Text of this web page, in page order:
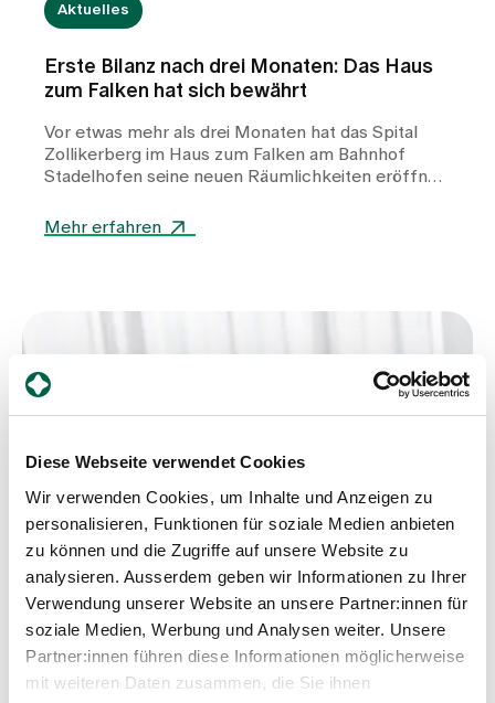
Diese Webseite verwendet Cookies
Wir verwenden Cookies, um Inhalte und Anzeigen zu
personalisieren, Funktionen für soziale Medien anbieten
zu können und die Zugriffe auf unsere Website zu
analysieren. Ausserdem geben wir Informationen zu Ihrer
Verwendung unserer Website an unsere Partner:innen für
soziale Medien, Werbung und Analysen weiter. Unsere
Partner:innen führen diese Informationen möglicherweise
mit weiteren Daten zusammen, die Sie ihnen
Aktuelles
Erste Bilanz nach drei Monaten: Das Haus
zum Falken hat sich bewährt
Vor etwas mehr als drei Monaten hat das Spital
Zollikerberg im Haus zum Falken am Bahnhof
Stadelhofen seine neuen Räumlichkeiten eröffnet.
die Plastische Chirurgie Zürich sowie das
Brustzentrum Zollikerberg unter einem Dach – in
Standorts war es, etablierte medizinische
interdisziplinäre Zusammenarbeit weiter zu
stärken und Patientinnen und Patienten eine
moderne, gut erreichbare ambulante Versorgung
zu bieten. Drei Monate nach dem Start ziehen die
Mehr erfahren
Ratgeber